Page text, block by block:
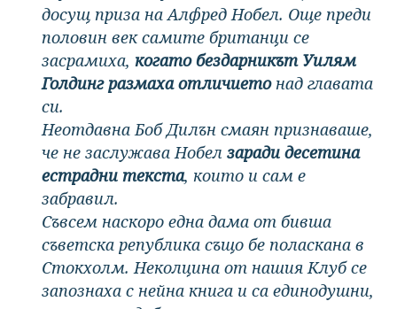
досущ приза на Алфред Нобел. Още преди
половин век самите британци се
засрамиха, когато бездарникът Уилям
Голдинг размаха отличиетонад главата
си.
Неотдавна Боб Дилън смаян признаваше,
че не заслужава Нобел заради десетина
естрадни текста, които и сам е
забравил.
Съвсем наскоро една дама от бивша
съветска република също бе поласкана в
Стокхолм. Неколцина от нашия Клуб се
запознаха с нейна книга и са единодушни,